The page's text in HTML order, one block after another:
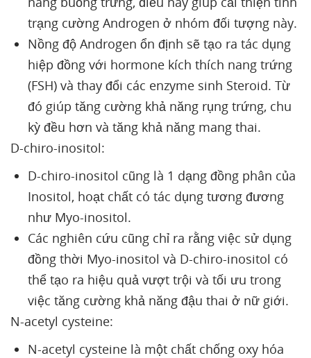
trạng cường Androgen ở nhóm đối tượng này.
Nồng độ Androgen ổn định sẽ tạo ra tác dụng
hiệp đồng với hormone kích thích nang trứng
(FSH) và thay đổi các enzyme sinh Steroid. Từ
đó giúp tăng cường khả năng rụng trứng, chu
kỳ đều hơn và tăng khả năng mang thai.
D-chiro-inositol:
D-chiro-inositol cũng là 1 dạng đồng phân của
Inositol, hoạt chất có tác dụng tương đương
như Myo-inositol.
Các nghiên cứu cũng chỉ ra rằng việc sử dụng
đồng thời Myo-inositol và D-chiro-inositol có
thể tạo ra hiệu quả vượt trội và tối ưu trong
việc tăng cường khả năng đậu thai ở nữ giới.
N-acetyl cysteine:
N-acetyl cysteine là một chất chống oxy hóa